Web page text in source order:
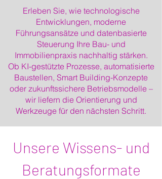
Erleben Sie, wie technologische
Entwicklungen, moderne
Führungsansätze und datenbasierte
Steuerung Ihre Bau- und
Immobilienpraxis nachhaltig stärken.
Ob KI-gestützte Prozesse, automatisierte
Baustellen, Smart Building-Konzepte
oder zukunftssichere Betriebsmodelle –
wir liefern die Orientierung und
Werkzeuge für den nächsten Schritt.
Unsere Wissens- und
Beratungsformate